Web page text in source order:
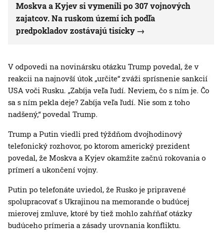
Moskva a Kyjev si vymenili po 307 vojnových
zajatcov. Na ruskom území ich podľa
predpokladov zostávajú tisícky
V odpovedi na novinársku otázku Trump povedal, že v
reakcii na najnovší útok „určite“ zváži sprísnenie sankcií
USA voči Rusku. „Zabíja veľa ľudí. Neviem, čo s ním je. Čo
sa s ním pekla deje? Zabíja veľa ľudí. Nie som z toho
nadšený,“ povedal Trump.
Trump a Putin viedli pred týždňom dvojhodinový
telefonický rozhovor, po ktorom americký prezident
povedal, že Moskva a Kyjev okamžite začnú rokovania o
prímerí a ukončení vojny.
Putin po telefonáte uviedol, že Rusko je pripravené
spolupracovať s Ukrajinou na memorande o budúcej
mierovej zmluve, ktoré by tiež mohlo zahŕňať otázky
budúceho prímeria a zásady urovnania konfliktu.